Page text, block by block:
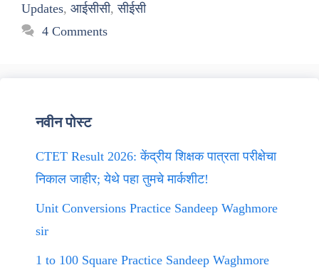
Updates, आईसीसी,सीईसी
4 Comments
नवीन पोस्ट
CTET Result 2026: केंद्रीय शिक्षक पात्रता परीक्षेचा
निकाल जाहीर; येथे पहा तुमचे मार्कशीट!
Unit Conversions Practice Sandeep Waghmore
sir
1 to 100 Square Practice Sandeep Waghmore